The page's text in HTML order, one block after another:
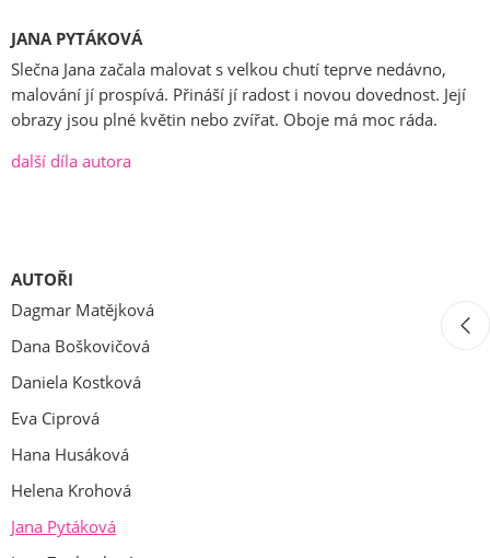
JANA PYTÁKOVÁ
Slečna Jana začala malovat s velkou chutí teprve nedávno,
malování jí prospívá. Přináší jí radost i novou dovednost. Její
obrazy jsou plné květin nebo zvířat. Oboje má moc ráda.
další díla autora
AUTOŘI
Dagmar Matějková
Dana Boškovičová
Daniela Kostková
Eva Ciprová
Hana Husáková
Helena Krohová
Jana Pytáková